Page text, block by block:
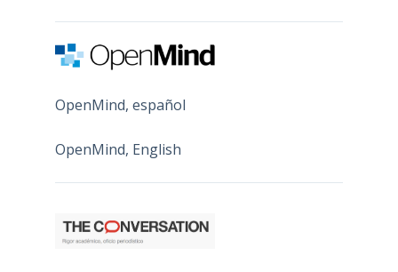
OpenMind, español
OpenMind, English